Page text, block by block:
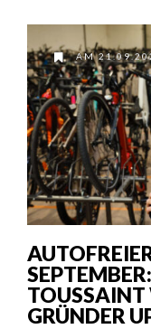
AM
GRÜNDER